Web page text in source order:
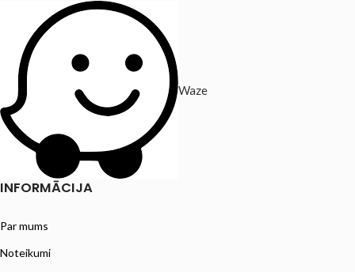
Waze
INFORMĀCIJA
Par mums
Noteikumi